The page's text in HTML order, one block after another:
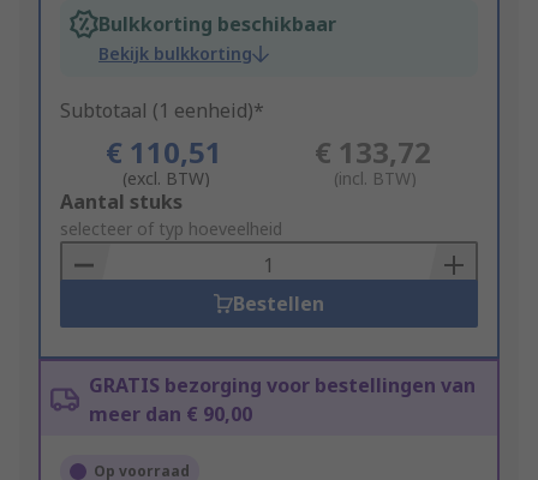
Bulkkorting beschikbaar
Bekijk bulkkorting
Subtotaal (1 eenheid)*
€ 110,51
(excl. BTW)
€ 133,72
(incl. BTW)
Add
to
Basket
Aantal stuks
selecteer of typ hoeveelheid
Bestellen
GRATIS bezorging voor bestellingen van
meer dan € 90,00
Op voorraad